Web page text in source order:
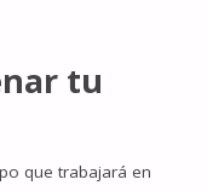
tu
que trabajará en